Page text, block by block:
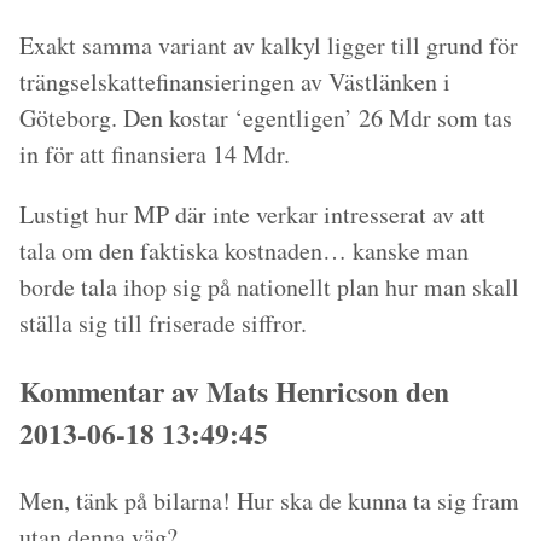
Exakt samma variant av kalkyl ligger till grund för
trängselskattefinansieringen av Västlänken i
Göteborg. Den kostar ‘egentligen’ 26 Mdr som tas
in för att finansiera 14 Mdr.
Lustigt hur MP där inte verkar intresserat av att
tala om den faktiska kostnaden… kanske man
borde tala ihop sig på nationellt plan hur man skall
ställa sig till friserade siffror.
Kommentar av Mats Henricson den
2013-06-18 13:49:45
Men, tänk på bilarna! Hur ska de kunna ta sig fram